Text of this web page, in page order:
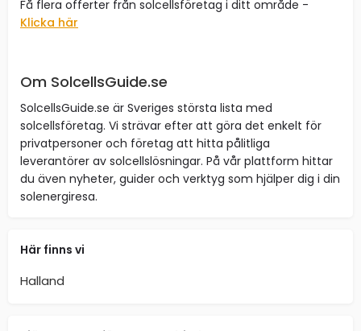
Få flera offerter från solcellsföretag i ditt område -
Klicka här
Om SolcellsGuide.se
SolcellsGuide.se är Sveriges största lista med
solcellsföretag. Vi strävar efter att göra det enkelt för
privatpersoner och företag att hitta pålitliga
leverantörer av solcellslösningar. På vår plattform hittar
du även nyheter, guider och verktyg som hjälper dig i din
solenergiresa.
Här finns vi
Halland